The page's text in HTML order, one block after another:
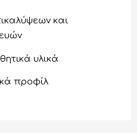
και
υλικά
προφίλ